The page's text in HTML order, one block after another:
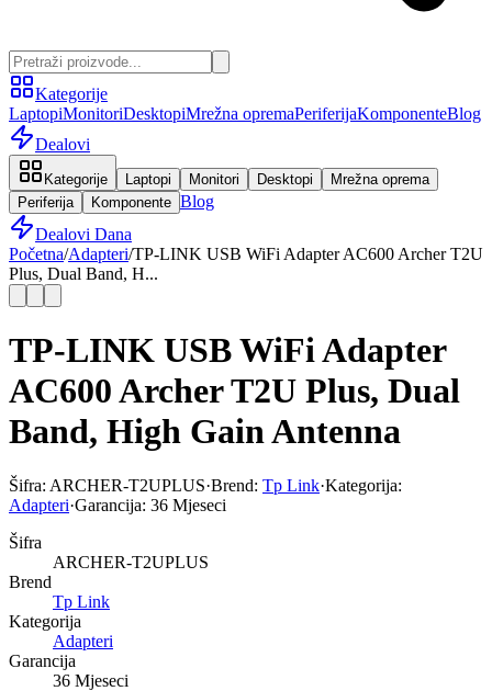
Kategorije
LaptopiMonitoriDesktopiMrežna opremaPeriferijaKomponenteBlog
Dealovi
Kategorije Laptopi Monitori Desktopi
Mrežna oprema
Periferija
Komponente Blog
Dealovi Dana
Početna/Adapteri/TP-LINK USB WiFi Adapter AC600 Archer T2U
Plus, Dual Band, H...
TP-LINK USB WiFi Adapter
AC600 Archer T2U Plus, Dual
Band, High Gain Antenna
Šifra: ARCHER-T2UPLUS·Brend: Tp Link·Kategorija:
Adapteri·Garancija: 36 Mjeseci
Šifra
ARCHER-T2UPLUS
Brend
Tp Link
Kategorija
Adapteri
Garancija
36 Mjeseci